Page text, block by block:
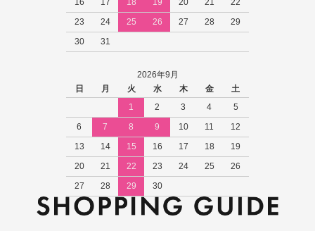
16
17 18 19 20 21
22
23
24 25 26 27 28
29
30
31
2026年9月
日
月 火 水 木 金
土
1
2 3 4
5
6
7 8 9 10 11
12
13
14 15 16 17 18
19
20
21 22 23 24 25
26
27
28 29 30